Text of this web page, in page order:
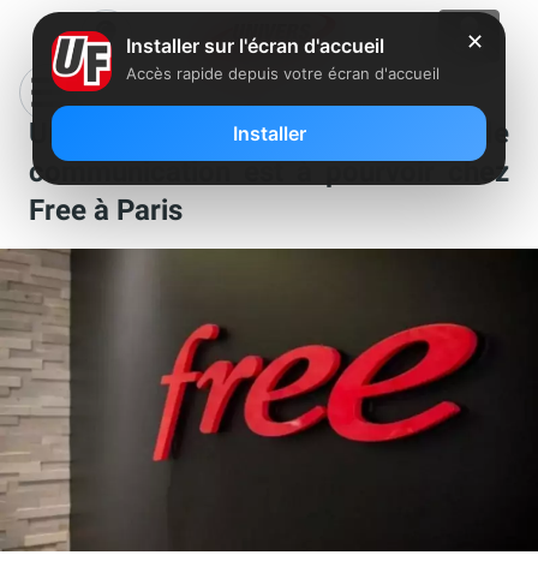
Un poste de rédacteur chargé de
communication est à pourvoir chez
Free à Paris
✕
Installer sur l'écran d'accueil
Accès rapide depuis votre écran d'accueil
Installer